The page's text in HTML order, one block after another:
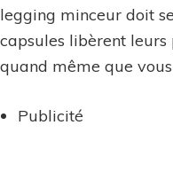
legging minceur doit
capsules libèrent
quand même que
Publicité